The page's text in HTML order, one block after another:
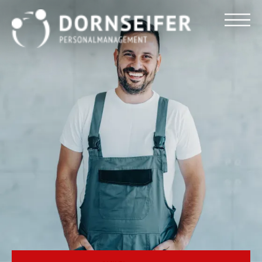
Für Arbeitnehmer
Für Unternehmen
Dornseifer DNA
Referenzen
Stellenmarkt
Blog